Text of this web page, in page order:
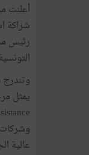
وتندرج
عالية